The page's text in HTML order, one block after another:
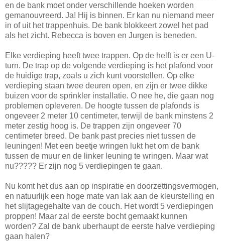
en de bank moet onder verschillende hoeken worden
gemanouvreerd. Ja! Hij is binnen. Er kan nu niemand meer
in of uit het trappenhuis. De bank blokkeert zowel het pad
als het zicht. Rebecca is boven en Jurgen is beneden.
Elke verdieping heeft twee trappen. Op de helft is er een U-
turn. De trap op de volgende verdieping is het plafond voor
de huidige trap, zoals u zich kunt voorstellen. Op elke
verdieping staan twee deuren open, en zijn er twee dikke
buizen voor de sprinkler installatie. O nee he, die gaan nog
problemen opleveren. De hoogte tussen de plafonds is
ongeveer 2 meter 10 centimeter, terwijl de bank minstens 2
meter zestig hoog is. De trappen zijn ongeveer 70
centimeter breed. De bank past precies niet tussen de
leuningen! Met een beetje wringen lukt het om de bank
tussen de muur en de linker leuning te wringen. Maar wat
nu????? Er zijn nog 5 verdiepingen te gaan.
Nu komt het dus aan op inspiratie en doorzettingsvermogen,
en natuurlijk een hoge mate van lak aan de kleurstelling en
het slijtagegehalte van de couch. Het wordt 5 verdiepingen
proppen! Maar zal de eerste bocht gemaakt kunnen
worden? Zal de bank uberhaupt de eerste halve verdieping
gaan halen?